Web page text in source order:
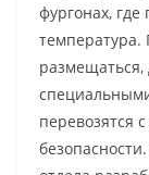
фургонах,
температура.
размещаться,
перевозятся